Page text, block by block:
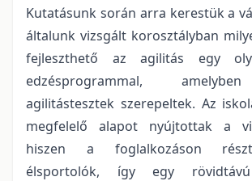
Kutatásunk során arra kerestük a
általunk vizsgált korosztályban
fejleszthető az agilitás egy
edzésprogrammal,
agilitástesztek szerepeltek. Az
megfelelő alapot nyújtottak a
hiszen a foglalkozáson
élsportolók, így egy rövidtávú